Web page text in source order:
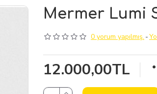
Mermer Lumi
0 yorum yapılmış. -
12.000,00TL